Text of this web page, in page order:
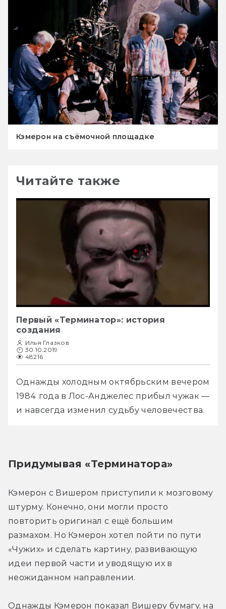
Кэмерон на съёмочной площадке
Читайте также
Первый «Терминатор»: история
создания
Илья Глазков
30.10.2019
48216
Однажды холодным октябрьским вечером
1984 года в Лос-Анджелес прибыл чужак —
и навсегда изменил судьбу человечества.
Придумывая «Терминатора»
Кэмерон с Вишером приступили к мозговому
штурму. Конечно, они могли просто
повторить оригинал с ещё большим
размахом. Но Кэмерон хотел пойти по пути
«Чужих» и сделать картину, развивающую
идеи первой части и уводящую их в
неожиданном направлении.
Однажды Кэмерон показал Вишеру бумагу, на